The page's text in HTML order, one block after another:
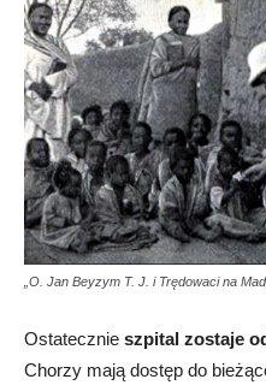
„O. Jan Beyzym T. J. i Trędowaci na
Ostatecznie szpital zostaje
Chorzy mają dostęp do